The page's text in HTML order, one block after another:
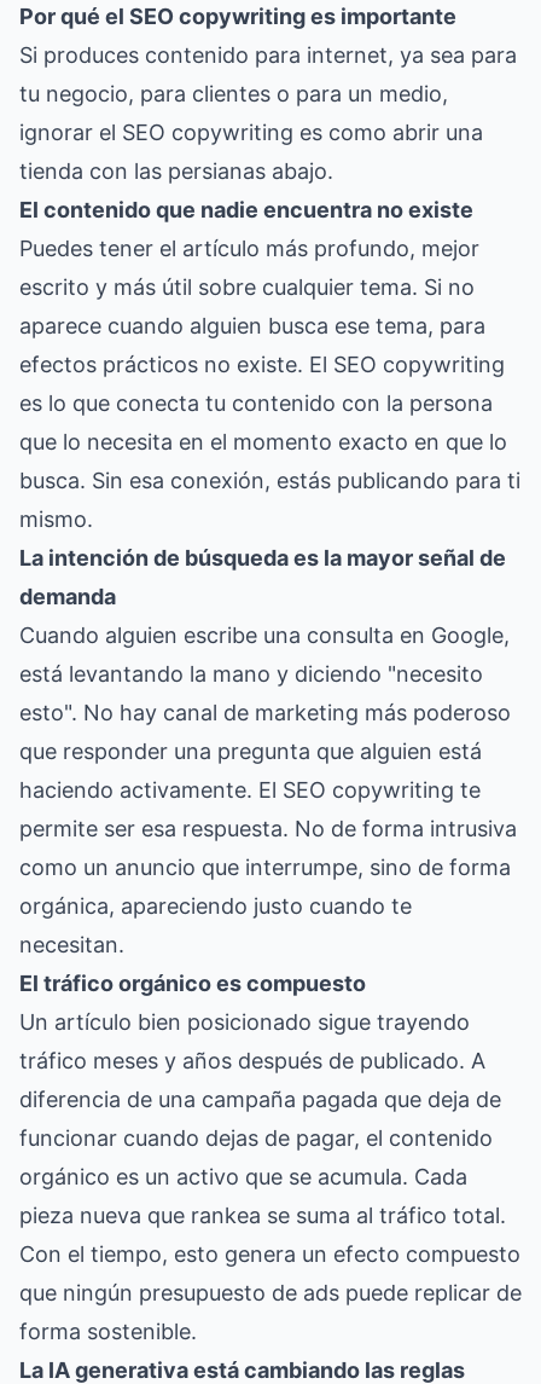
Por qué el SEO copywriting es importante
Si produces contenido para internet, ya sea para
tu negocio, para clientes o para un medio,
ignorar el SEO copywriting es como abrir una
tienda con las persianas abajo.
El contenido que nadie encuentra no existe
Puedes tener el artículo más profundo, mejor
escrito y más útil sobre cualquier tema. Si no
aparece cuando alguien busca ese tema, para
efectos prácticos no existe. El SEO copywriting
es lo que conecta tu contenido con la persona
que lo necesita en el momento exacto en que lo
busca. Sin esa conexión, estás publicando para ti
mismo.
La intención de búsqueda es la mayor señal de
demanda
Cuando alguien escribe una consulta en Google,
está levantando la mano y diciendo "necesito
esto". No hay canal de marketing más poderoso
que responder una pregunta que alguien está
haciendo activamente. El SEO copywriting te
permite ser esa respuesta. No de forma intrusiva
como un anuncio que interrumpe, sino de forma
orgánica, apareciendo justo cuando te
necesitan.
El tráfico orgánico es compuesto
Un artículo bien posicionado sigue trayendo
tráfico meses y años después de publicado. A
diferencia de una campaña pagada que deja de
funcionar cuando dejas de pagar, el contenido
orgánico es un activo que se acumula. Cada
pieza nueva que rankea se suma al tráfico total.
Con el tiempo, esto genera un efecto compuesto
que ningún presupuesto de ads puede replicar de
forma sostenible.
La IA generativa está cambiando las reglas